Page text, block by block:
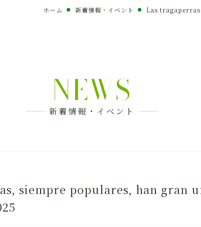
ホーム 新着情報・イベント Las
NEWS
新着情報・イベント
siempre populares, han gran